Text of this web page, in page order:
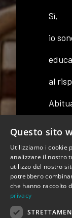
Sì,
io
al
a
Sì,
è
Noi,
Questo sito
Utilizziamo i cookie
analizzare il nostro
utilizzo del nostro
potrebbero
che hanno raccolto
privacy